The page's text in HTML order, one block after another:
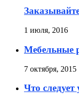
1 июля, 2016
Мебельные
7 октября, 2015
Что